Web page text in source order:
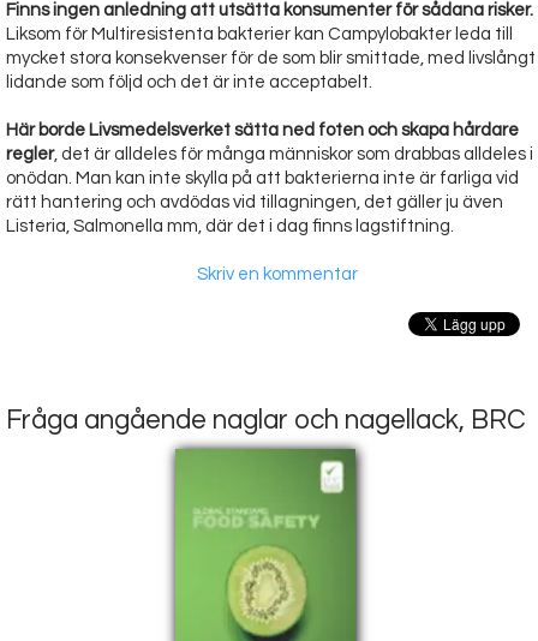
Finns ingen anledning att utsätta konsumenter för sådana risker.
Liksom för Multiresistenta bakterier kan Campylobakter leda till
mycket stora konsekvenser för de som blir smittade, med livslångt
lidande som följd och det är inte acceptabelt.
Här borde Livsmedelsverket sätta ned foten och skapa hårdare
regler, det är alldeles för många människor som drabbas alldeles i
onödan. Man kan inte skylla på att bakterierna inte är farliga vid
rätt hantering och avdödas vid tillagningen, det gäller ju även
Listeria, Salmonella mm, där det i dag finns lagstiftning.
Skriv en kommentar
Fråga angående naglar och nagellack, BRC